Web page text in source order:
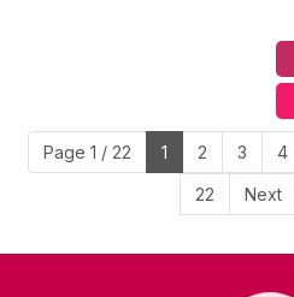
Page 1 / 22 1 2 3 4
22 Next